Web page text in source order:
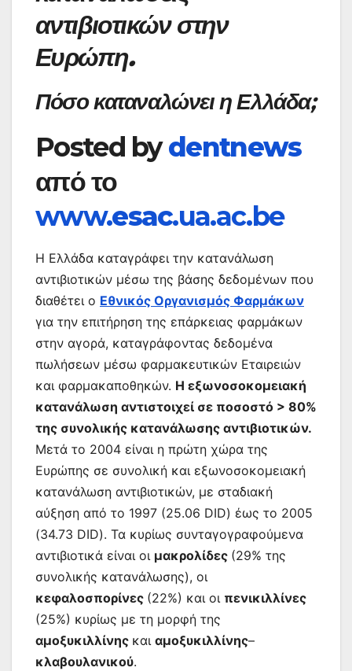
αντιβιοτικών στην
Ευρώπη.
Πόσο καταναλώνει η Ελλάδα;
Posted bydentnews
από το
www.esac.ua.ac.be
Η Ελλάδα καταγράφει την κατανάλωση
αντιβιοτικών μέσω της βάσης δεδομένων που
διαθέτει ο Εθνικός Οργανισμός Φαρμάκων
για την επιτήρηση της επάρκειας φαρμάκων
στην αγορά, καταγράφοντας δεδομένα
πωλήσεων μέσω φαρμακευτικών Εταιρειών
και φαρμακαποθηκών. Η εξωνοσοκομειακή
κατανάλωση αντιστοιχεί σε ποσοστό > 80%
της συνολικής κατανάλωσης αντιβιοτικών.
Μετά το 2004 είναι η πρώτη χώρα της
Ευρώπης σε συνολική και εξωνοσοκομειακή
κατανάλωση αντιβιοτικών, με σταδιακή
αύξηση από το 1997 (25.06 DID) έως το 2005
(34.73 DID). Τα κυρίως συνταγογραφούμενα
αντιβιοτικά είναι οι μακρολίδες (29% της
συνολικής κατανάλωσης), οι
κεφαλοσπορίνες (22%) και οι πενικιλλίνες
(25%) κυρίως με τη μορφή της
αμοξυκιλλίνης και αμοξυκιλλίνης–
κλαβουλανικού.